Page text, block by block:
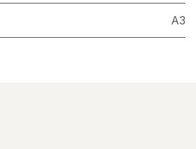
A3